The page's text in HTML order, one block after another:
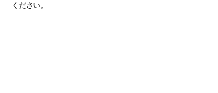
ください。